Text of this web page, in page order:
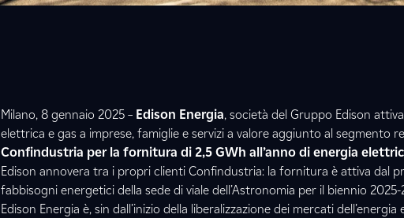
Milano, 8 gennaio 2025 –Edison Energia, società del Gruppo Edison
elettrica e gas a imprese, famiglie e servizi a valore aggiunto al segmento
Confindustria per la fornitura di 2,5 GWh all’anno di energia
Edison annovera tra i propri clienti Confindustria: la fornitura è attiva dal
fabbisogni energetici della sede di viale dell’Astronomia per il biennio 2025-
Edison Energia è, sin dall’inizio della liberalizzazione dei mercati